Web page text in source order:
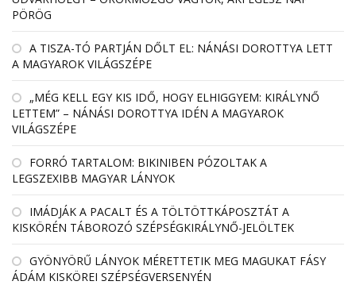
PÖRÖG
A TISZA-TÓ PARTJÁN DŐLT EL: NÁNÁSI DOROTTYA LETT
A MAGYAROK VILÁGSZÉPE
„MÉG KELL EGY KIS IDŐ, HOGY ELHIGGYEM: KIRÁLYNŐ
LETTEM” – NÁNÁSI DOROTTYA IDÉN A MAGYAROK
VILÁGSZÉPE
FORRÓ TARTALOM: BIKINIBEN PÓZOLTAK A
LEGSZEXIBB MAGYAR LÁNYOK
IMÁDJÁK A PACALT ÉS A TÖLTÖTTKÁPOSZTÁT A
KISKÖRÉN TÁBOROZÓ SZÉPSÉGKIRÁLYNŐ-JELÖLTEK
GYÖNYÖRŰ LÁNYOK MÉRETTETIK MEG MAGUKAT FÁSY
ÁDÁM KISKÖREI SZÉPSÉGVERSENYÉN